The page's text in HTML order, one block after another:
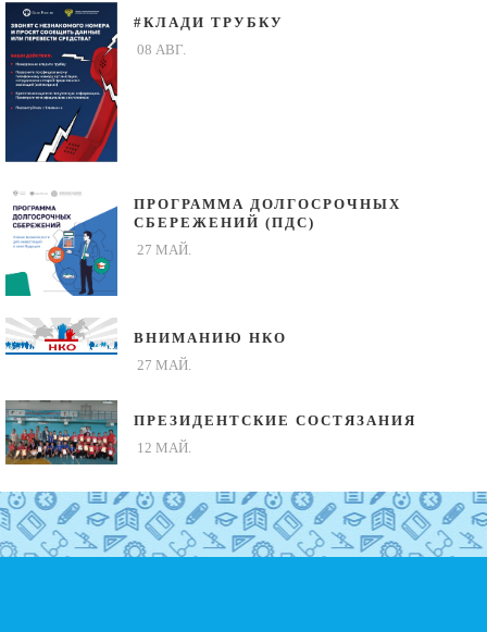
#КЛАДИ ТРУБКУ
08 АВГ.
ПРОГРАММА ДОЛГОСРОЧНЫХ
СБЕРЕЖЕНИЙ (ПДС)
27 МАЙ.
ВНИМАНИЮ НКО
27 МАЙ.
ПРЕЗИДЕНТСКИЕ СОСТЯЗАНИЯ
12 МАЙ.